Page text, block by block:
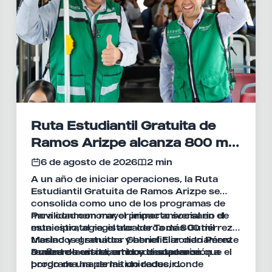
Ruta Estudiantil Gratuita de
Ramos Arizpe alcanza 800 mil
viajes en su primer año
6 de agosto de 2026
2 min
A un año de iniciar operaciones, la Ruta
Estudiantil Gratuita de Ramos Arizpe se
consolida como uno de los programas de
movilidad con mayor impacto social en el
municipio, al registrar cerca de 800 mil
traslados gratuitos y beneficiar diariamente
a miles de estudiantes y ciudadanos.
Para conmemorar el primer aniversario de
esta estrategia, el alcalde Tomás Gutiérrez
Merino y el senador Gabriel Elizondo Pérez
realizaron un recorrido de supervisión a
bordo de una de las unidades, donde
Durante la visita, ambos destacaron que el
programa ha permitido reducir